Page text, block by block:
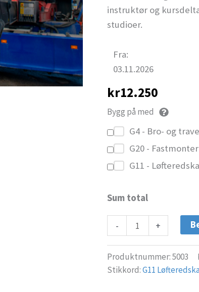
instruktør og
studioer.
Fra:
03.11.2026
kr12.250
Bygg på med
G4 - Bro- og
G20 -
G11 -
Sum total
- +
Produktnummer:5003
Stikkord:G11